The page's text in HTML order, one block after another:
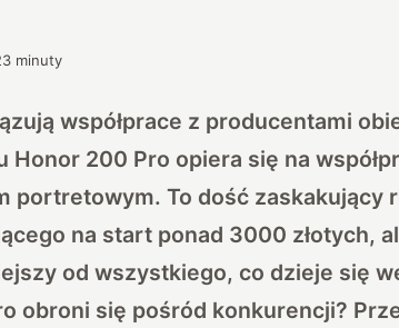
minuty
współprace z producentami
200 Pro opiera się na
portretowym. To dość zaskakujący
na start ponad 3000 złotych,
od wszystkiego, co dzieje się
obroni się pośród konkurencji?